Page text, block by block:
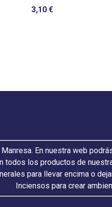
3,10 €
En nuestra web
todos los productos de
para llevar encima o
Inciensos para crear